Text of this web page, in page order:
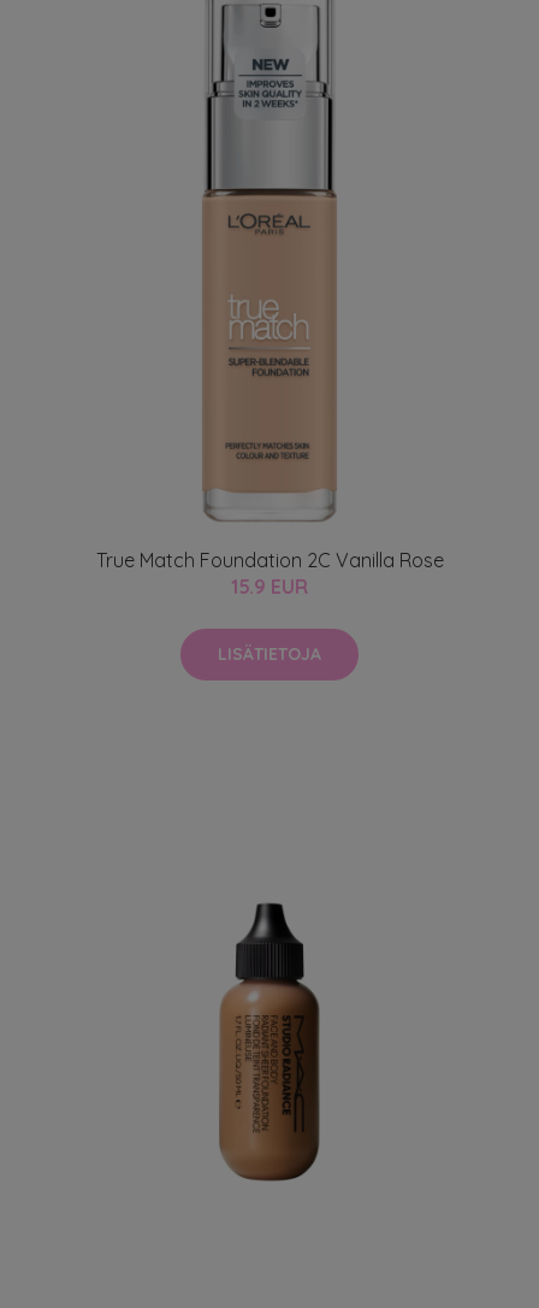
True Match Foundation 2C Vanilla Rose
15.9 EUR
LISÄTIETOJA